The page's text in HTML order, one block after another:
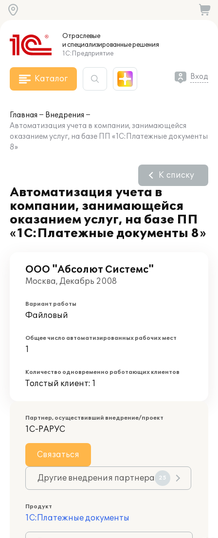
Отраслевые
и специализированныерешения
1С:Предприятие
Каталог Вход
Главная
Внедрения
Автоматизация учета в компании, занимающейся
оказанием услуг, на базе ПП «1С:Платежные документы
8»
Автоматизация учета в
компании, занимающейся
оказанием услуг, на базе ПП
«1С:Платежные документы 8»
К списку
ООО "Абсолют Системс"
Москва, Декабрь 2008
Вариант работы
Файловый
Общее число автоматизированных рабочих мест
1
Количество одновременно работающих клиентов
Толстый клиент: 1
Партнер, осуществивший внедрение/проект
1С-РАРУС
Связаться
Другие внедрения партнера 25
Продукт
1С:Платежные документы